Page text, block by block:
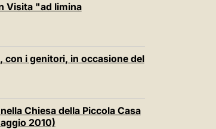
Visita "ad limina
con i genitori, in occasione del
Chiesa della Piccola Casa
2010)